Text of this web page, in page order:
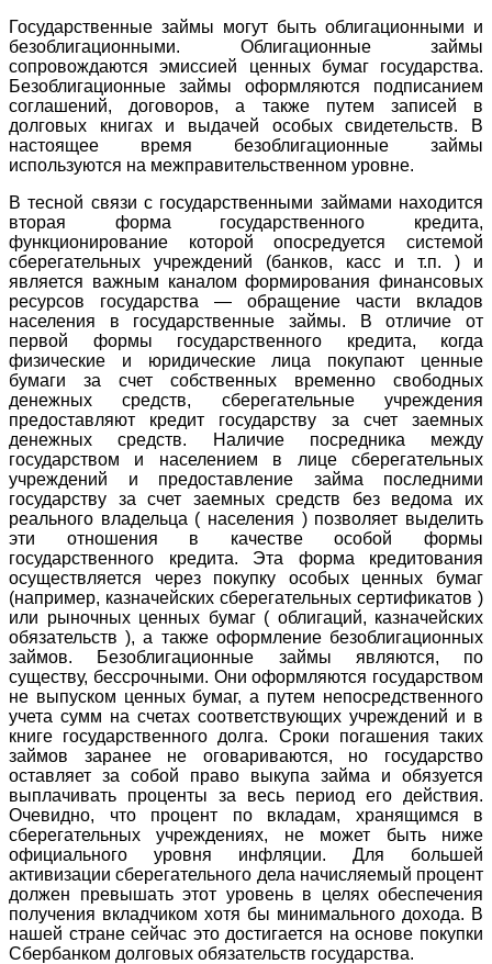
Государственные займы могут быть облигационными и
безоблигационными. Облигационные займы
сопровождаются эмиссией ценных бумаг государства.
Безоблигационные займы оформляются подписанием
соглашений, договоров, а также путем записей в
долговых книгах и выдачей особых свидетельств. В
настоящее время безоблигационные займы
используются на межправительственном уровне.
В тесной связи с государственными займами находится
вторая форма государственного кредита,
функционирование которой опосредуется системой
сберегательных учреждений (банков, касс и т.п. ) и
является важным каналом формирования финансовых
ресурсов государства — обращение части вкладов
населения в государственные займы. В отличие от
первой формы государственного кредита, когда
физические и юридические лица покупают ценные
бумаги за счет собственных временно свободных
денежных средств, сберегательные учреждения
предоставляют кредит государству за счет заемных
денежных средств. Наличие посредника между
государством и населением в лице сберегательных
учреждений и предоставление займа последними
государству за счет заемных средств без ведома их
реального владельца ( населения ) позволяет выделить
эти отношения в качестве особой формы
государственного кредита. Эта форма кредитования
осуществляется через покупку особых ценных бумаг
(например, казначейских сберегательных сертификатов )
или рыночных ценных бумаг ( облигаций, казначейских
обязательств ), а также оформление безоблигационных
займов. Безоблигационные займы являются, по
существу, бессрочными. Они оформляются государством
не выпуском ценных бумаг, а путем непосредственного
учета сумм на счетах соответствующих учреждений и в
книге государственного долга. Сроки погашения таких
займов заранее не оговариваются, но государство
оставляет за собой право выкупа займа и обязуется
выплачивать проценты за весь период его действия.
Очевидно, что процент по вкладам, хранящимся в
сберегательных учреждениях, не может быть ниже
официального уровня инфляции. Для большей
активизации сберегательного дела начисляемый процент
должен превышать этот уровень в целях обеспечения
получения вкладчиком хотя бы минимального дохода. В
нашей стране сейчас это достигается на основе покупки
Сбербанком долговых обязательств государства.